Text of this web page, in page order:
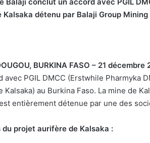
Kalsaka détenu par Balaji Group
BURKINA FASO – 21 décembre
avec PGIL DMCC (Erstwhile Pharmyka
Kalsaka) au Burkina Faso. La mine de
entièrement détenue par une des
du projet aurifère de Kalsaka :